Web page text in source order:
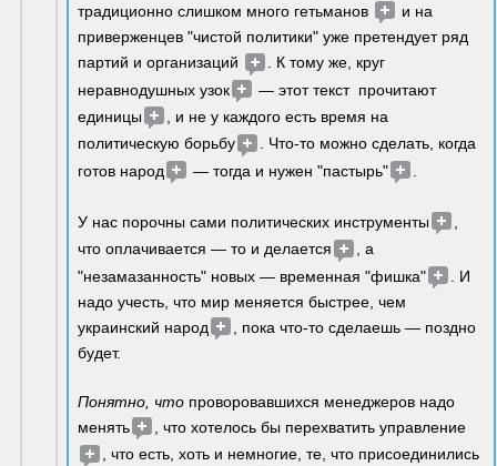
традиционно слишком много гетьманов
и на
приверженцев "чистой политики" уже претендует ряд
партий и организаций
. К тому же, круг
неравнодушных узок
— этот текст  прочитают
единицы
, и не у каждого есть время на
политическую борьбу
. Что-то можно сделать, когда
готов народ
— тогда и нужен "пастырь"
У нас порочны сами политических инструменты
что оплачивается — то и делается
, а
"незамазанность" новых — временная "фишка"
. И
надо учесть, что мир меняется быстрее, чем
украинский народ
, пока что-то сделаешь — поздно
будет.
Понятно, что проворовавшихся менеджеров надо
менять
, что хотелось бы перехватить управление
, что есть, хоть и немногие, те, что присоединились